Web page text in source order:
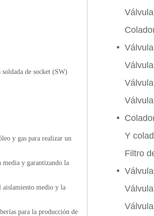
de socket (SW)
y gas para realizar un
media y garantizando la
aislamiento medio y la
para la producción de
Y
Filtro